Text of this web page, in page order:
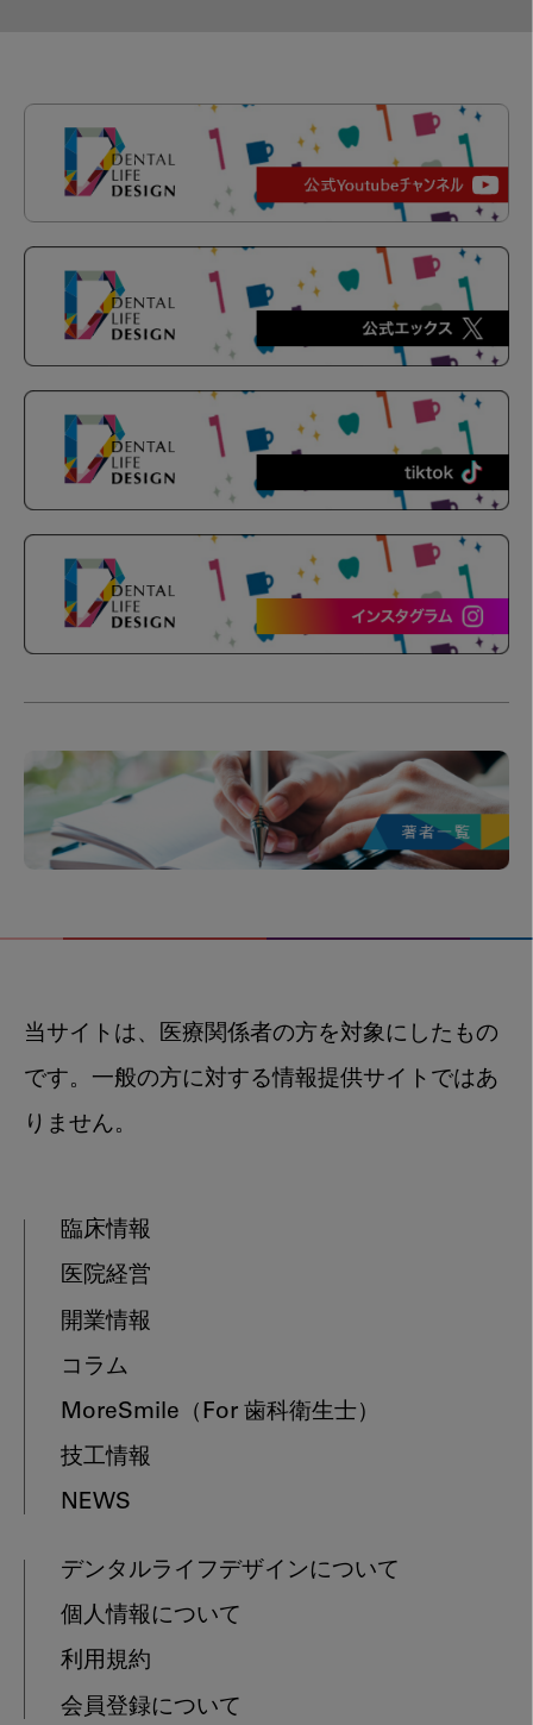
当サイトは、医療関係者の方を対象にしたもの
です。一般の方に対する情報提供サイトではあ
りません。
臨床情報
医院経営
開業情報
コラム
MoreSmile （For 歯科衛生士）
技工情報
NEWS
デンタルライフデザインについて
個人情報について
利用規約
会員登録について